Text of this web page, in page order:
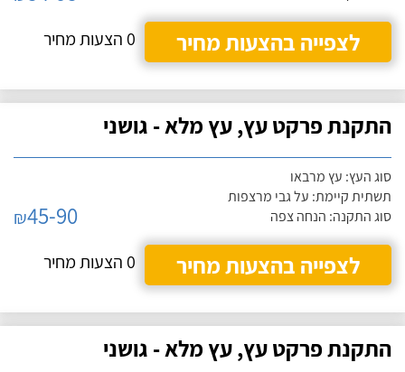
לצפייה בהצעות מחיר
0 הצעות מחיר
התקנת פרקט עץ, עץ מלא - גושני
סוג העץ: עץ מרבאו
תשתית קיימת: על גבי מרצפות
סוג התקנה: הנחה צפה
₪45-90
לצפייה בהצעות מחיר
0 הצעות מחיר
התקנת פרקט עץ, עץ מלא - גושני